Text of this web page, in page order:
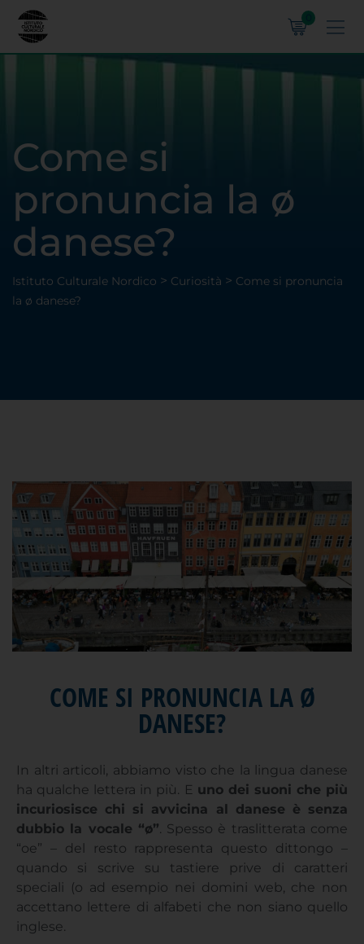
Come si
pronuncia la ø
danese?
Istituto Culturale Nordico > Curiosità > Come si pronuncia
la ø danese?
COME SI PRONUNCIA LA Ø
DANESE?
In altri articoli, abbiamo visto che la lingua danese
ha qualche lettera in più. E uno dei suoni che più
incuriosisce chi si avvicina al danese è senza
dubbio la vocale “ø”. Spesso è traslitterata come
“oe” – del resto rappresenta questo dittongo –
quando si scrive su tastiere prive di caratteri
speciali (o ad esempio nei domini web, che non
accettano lettere di alfabeti che non siano quello
inglese.